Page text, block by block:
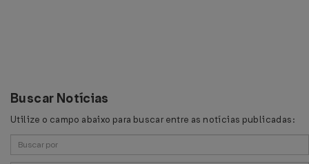
Buscar Notícias
Utilize o campo abaixo para buscar entre as notícias publicadas: